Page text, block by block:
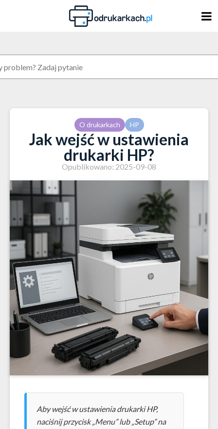
O drukarkach HP
Jak wejść w ustawienia
drukarki HP?
Opublikowano: 2025-09-08
Aby wejść w ustawienia drukarki HP,
naciśnij przycisk „Menu” lub „Setup” na